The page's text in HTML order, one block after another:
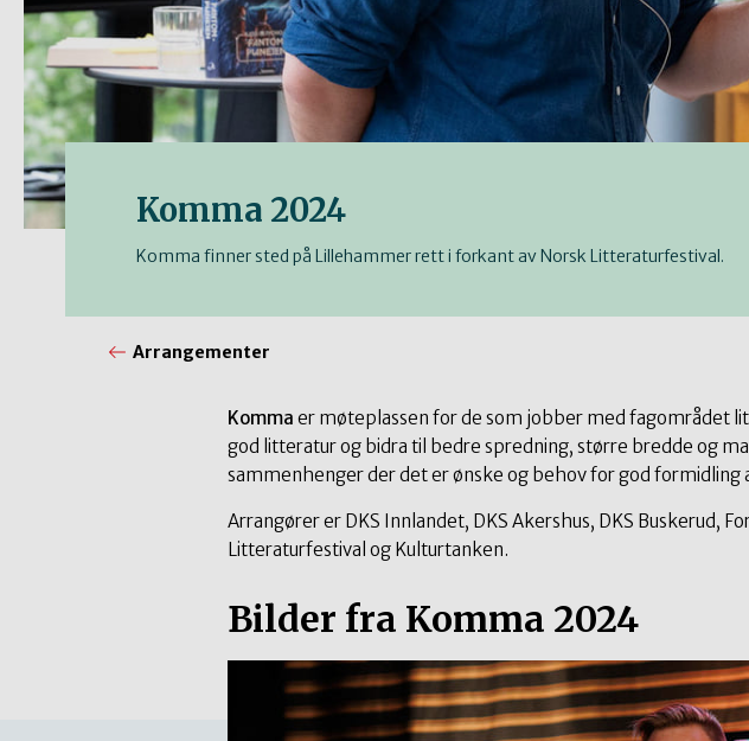
Komma 2024
Komma finner sted på Lillehammer rett i forkant av Norsk Litteraturfestival.
Arrangementer
Komma er møteplassen for de som jobber med fagområdet
god litteratur og bidra til bedre spredning, større bredde og
sammenhenger der det er ønske og behov for god formidling
Arrangører er DKS Innlandet, DKS Akershus, DKS Buskerud,
Litteraturfestival og Kulturtanken.
Bilder fra Komma 2024